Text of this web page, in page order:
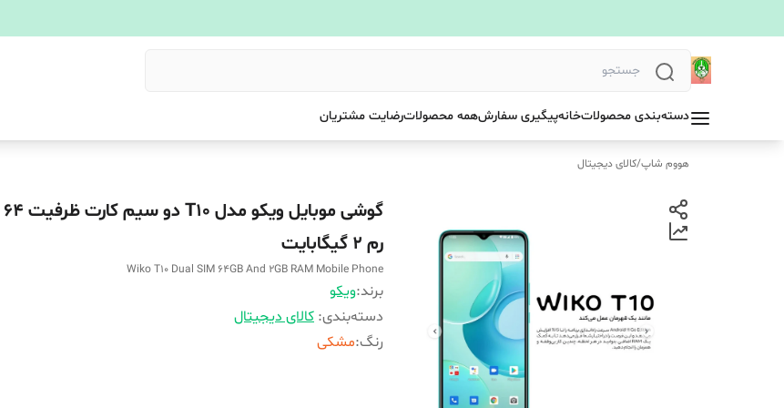
دسته‌بندی محصولاتخانهپیگیری سفارشهمه محصولاترضایت مشتریان
هووم شاپ/کالای دیجیتال
رم 2 گیگابایت
Wiko T10 Dual SIM 64GB And 2GB RAM Mobile Phone
برند:ویکو
دسته‌بندی: کالای دیجیتال
رنگ:مشکی